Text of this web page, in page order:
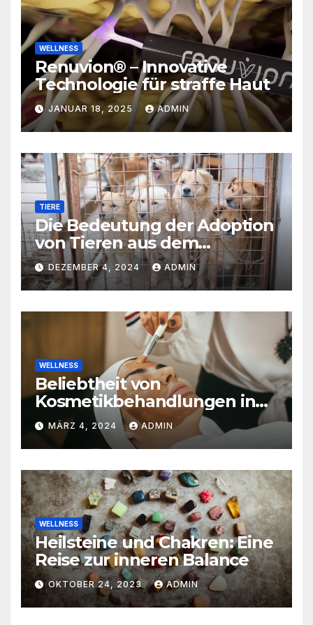
WELLNESS
Renuvion® – Innovative
Technologie für straffe Haut
JANUAR 18, 2025 ADMIN
TIERE
Die Bedeutung der Adoption
von Tieren aus dem
Tierschutz
DEZEMBER 4, 2024 ADMIN
WELLNESS
Beliebtheit von
Kosmetikbehandlungen in
der Schweiz
MÄRZ 4, 2024 ADMIN
WELLNESS
Heilsteine und Chakren: Eine
Reise zur inneren Balance
OKTOBER 24, 2023 ADMIN